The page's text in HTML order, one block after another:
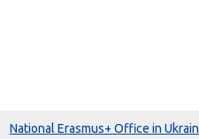
National Erasmus+ Office in